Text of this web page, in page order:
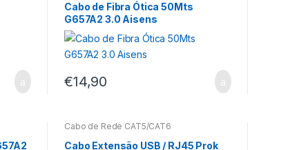
Cabo de Fibra Ótica 50Mts
G657A2 3.0 Aisens
€14,90
Cabo de Rede CAT5/CAT6
Cabo Extensão USB / RJ45 Prok